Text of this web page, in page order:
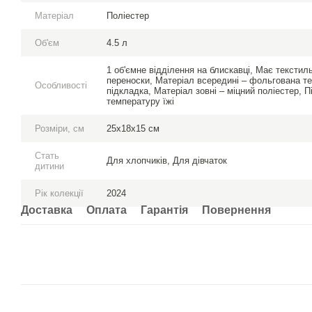
Матеріал Поліестер
Об'єм 4.5 л
Особливості
1 об'ємне відділення на блискавці, Має
переноски, Матеріал всередині – фольгована
підкладка, Матеріал зовні – міцний поліестер,
температуру їжі
Розміри, см 25х18х15 см
Стать
дитини
Для хлопчиків, Для дівчаток
Рік колекції 2024
Доставка Оплата Гарантія Повернення